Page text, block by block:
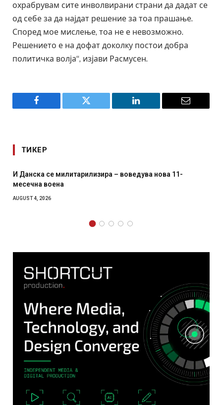
охрабрувам сите инволвирани страни да дадат се
од себе за да најдат решение за тоа прашање.
Според мое мислење, тоа не е невозможно.
Решението е на дофат доколку постои добра
политичка волја“, изјави Расмусен.
Facebook Twitter LinkedIn Email
ТИКЕР
И Данска се милитарилизира – воведува нова 11-
месечна воена
AUGUST 4, 2026